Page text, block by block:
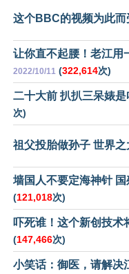
这个BBC的视频为此而
让你直不起腰！老江用
2022/10/11 (322,614次)
二十大前 扒扒三呆婊
次)
祖父投胎做孙子 世界
墙国人不要定海神针
(121,018次)
吓死谁！这个新创技术
(147,466次)
小笑话：御医，请解决